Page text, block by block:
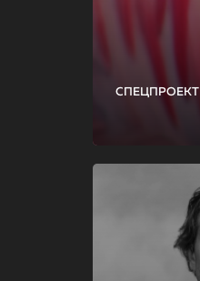
СПЕЦПРОЕКТ